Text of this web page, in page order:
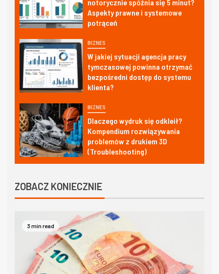
notorycznie spóźnia się 5 minut?
Aspekty prawne i systemowe
potrąceń
BIZNES
W jakiej sytuacji agencja pracy
tymczasowej powinna otrzymać
bezpośredni dostęp do systemu
klienta?
BIZNES
Dlaczego wydruk się odkleił?
Kompendium rozwiązywania
problemów z drukiem 3D
(Troubleshooting)
ZOBACZ KONIECZNIE
4 min read